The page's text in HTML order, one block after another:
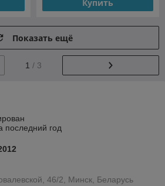
Купить
Показать ещё
1 / 3
последний год
46/2, Минск, Беларусь